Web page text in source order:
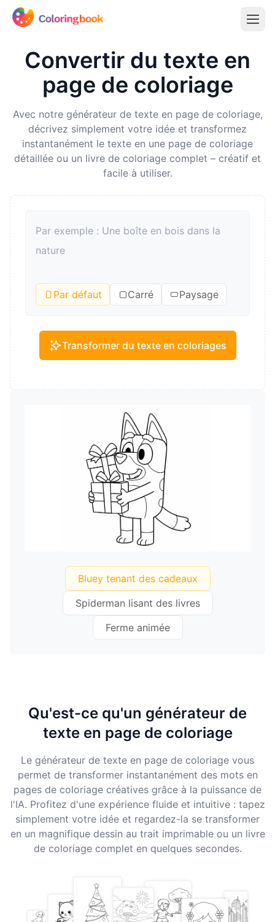
Convertir du texte en
page de coloriage
Avec notre générateur de texte en page de coloriage,
décrivez simplement votre idée et transformez
instantanément le texte en une page de coloriage
détaillée ou un livre de coloriage complet – créatif et
facile à utiliser.
Bluey tenant des cadeaux
Spiderman lisant des livres
Ferme animée
Par défaut Carré Paysage
Transformer du texte en coloriages
Qu'est-ce qu'un générateur de
texte en page de coloriage
Le générateur de texte en page de coloriage vous
permet de transformer instantanément des mots en
pages de coloriage créatives grâce à la puissance de
l'IA. Profitez d'une expérience fluide et intuitive : tapez
simplement votre idée et regardez-la se transformer
en un magnifique dessin au trait imprimable ou un livre
de coloriage complet en quelques secondes.